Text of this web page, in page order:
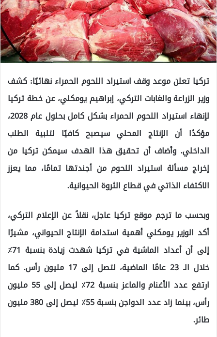
تركيا تعلن موعد وقف استيراد اللحوم الحمراء نهائيًا: كشف
وزير الزراعة والغابات التركي، إبراهيم يومكلي، عن خطة تركيا
لإنهاء استيراد اللحوم الحمراء بشكل كامل بحلول عام 2028،
مؤكدًا أن الإنتاج المحلي سيصبح كافيًا لتلبية الطلب
الداخلي. وأضاف أن تحقيق هذا الهدف سيمكن تركيا من
إخراج مسألة استيراد اللحوم من أجندتها تمامًا، مما يعزز
الاكتفاء الذاتي في قطاع الثروة الحيوانية.
وبحسب ما ترجم موقع تركيا عاجل، نقلاً عن الإعلام التركي،
أكد الوزير يومكلي أهمية استدامة الإنتاج الحيواني، مشيرًا
إلى أن أعداد الماشية في تركيا شهدت زيادة بنسبة 71٪
خلال الـ 23 عامًا الماضية، لتصل إلى 17 مليون رأس. كما
ارتفع عدد الأغنام والماعز بنسبة 72٪ ليصل إلى 55 مليون
رأس، بينما زاد عدد الدواجن بنسبة 55٪ ليصل إلى 380 مليون
طائر.